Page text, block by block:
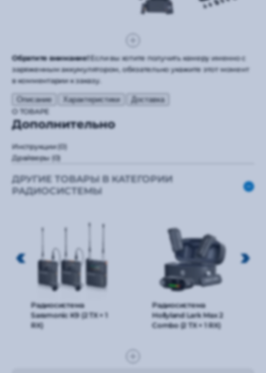
Обратите внимание!Если вы хотите получить камеру именно с
заряженным аккумулятором, обязательно укажите этот момент
в комментарии к заказу.
Описание Характеристики
Доставка
О ТОВАРЕ
Дополнительно
Инструкции(0)
Драйверы (0)
ДРУГИЕ ТОВАРЫ В КАТЕГОРИИ
РАДИОСИСТЕМЫ
Радиосистема
Saramonic K9 (2 TX + 1
RX)
Радиосистема
Hollyland Lark Max 2
Combo (2 TX + 1 RX)